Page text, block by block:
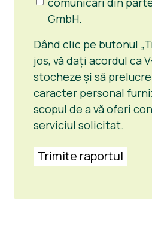
contacte
GmbH.
Dând clic pe butonul
jos, vă dați acordul ca
stocheze și să
caracter personal
scopul de a vă oferi
serviciul solicitat.
Trimite raportul